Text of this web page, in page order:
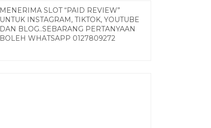
MENERIMA SLOT “PAID REVIEW”
UNTUK INSTAGRAM, TIKTOK, YOUTUBE
DAN BLOG..SEBARANG PERTANYAAN
BOLEH WHATSAPP 0127809272